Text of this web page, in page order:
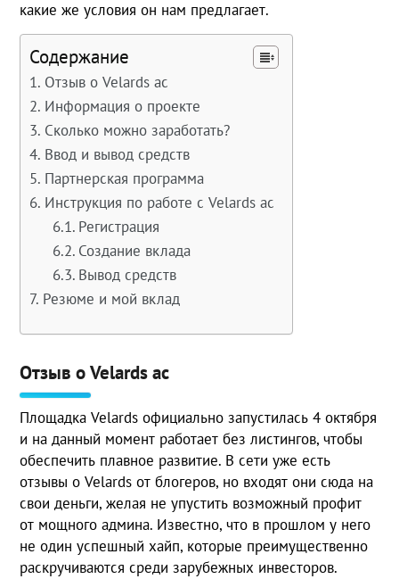
какие же условия он нам предлагает.
Содержание
Отзыв о Velards ac
Информация о проекте
Сколько можно заработать?
Ввод и вывод средств
Партнерская программа
Инструкция по работе с Velards ac
Регистрация
Создание вклада
Вывод средств
Резюме и мой вклад
Отзыв о Velards ac
Площадка Velards официально запустилась 4 октября
и на данный момент работает без листингов, чтобы
обеспечить плавное развитие. В сети уже есть
отзывы о Velards от блогеров, но входят они сюда на
свои деньги, желая не упустить возможный профит
от мощного админа. Известно, что в прошлом у него
не один успешный хайп, которые преимущественно
раскручиваются среди зарубежных инвесторов.